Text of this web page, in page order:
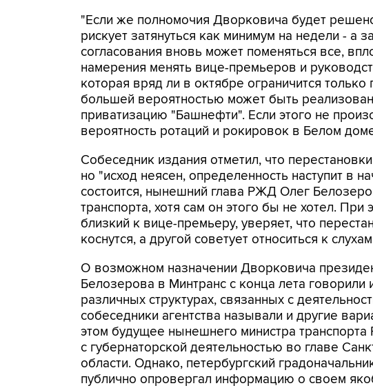
"Если же полномочия Дворковича будет
рискует затянуться как минимум на недели - а
согласования вновь может поменяться все,
намерения менять вице-премьеров и
которая вряд ли в октябре ограничится
большей вероятностью может быть
приватизацию "Башнефти". Если этого не
вероятность ротаций и рокировок в Белом
Собеседник издания отметил, что
но "исход неясен, определенность наступит в
состоится, нынешний глава РЖД Олег
транспорта, хотя сам он этого бы не хотел. При
близкий к вице-премьеру, уверяет, что
коснутся, а другой советует относиться к
О возможном назначении Дворковича
Белозерова в Минтранс с конца лета говорили
различных структурах, связанных с
собеседники агентства называли и другие
этом будущее нынешнего министра
с губернаторской деятельностью во главе
области. Однако, петербургский
публично опровергал информацию о своем